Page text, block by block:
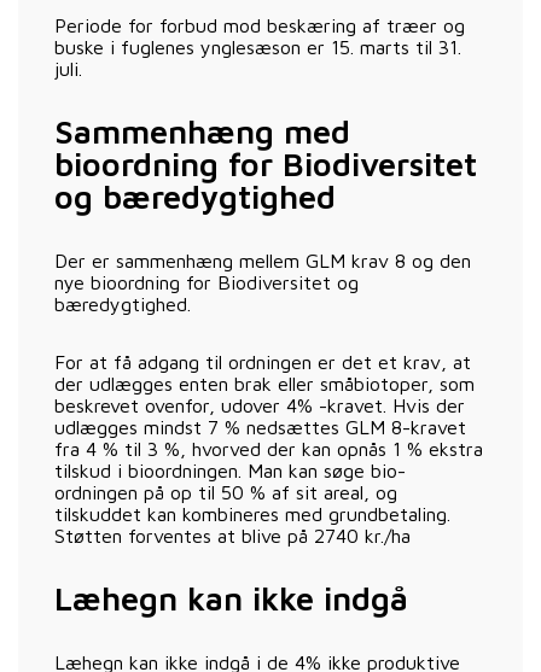
Periode for forbud mod beskæring af træer og
buske i fuglenes ynglesæson er 15. marts til 31.
juli.
Sammenhæng med
bioordning for Biodiversitet
og bæredygtighed
Der er sammenhæng mellem GLM krav 8 og den
nye bioordning for Biodiversitet og
bæredygtighed.
For at få adgang til ordningen er det et krav, at
der udlægges enten brak eller småbiotoper, som
beskrevet ovenfor, udover 4% -kravet. Hvis der
udlægges mindst 7 % nedsættes GLM 8-kravet
fra 4 % til 3 %, hvorved der kan opnås 1 % ekstra
tilskud i bioordningen. Man kan søge bio-
ordningen på op til 50 % af sit areal, og
tilskuddet kan kombineres med grundbetaling.
Støtten forventes at blive på 2740 kr./ha
Læhegn kan ikke indgå
Læhegn kan ikke indgå i de 4% ikke produktive